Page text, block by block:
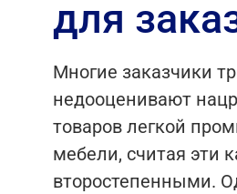
для
Многие заказчики
недооценивают
товаров легкой
мебели, считая эти
второстепенными.